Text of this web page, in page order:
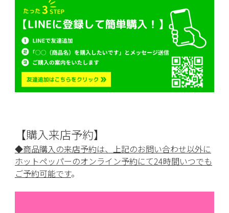
【購入来店予約】
◆商品購入の来店予約は、上記のお問い合わせ以外に
ホットペッパーのオンライン予約にて24時間いつでも
ご予約可能です。